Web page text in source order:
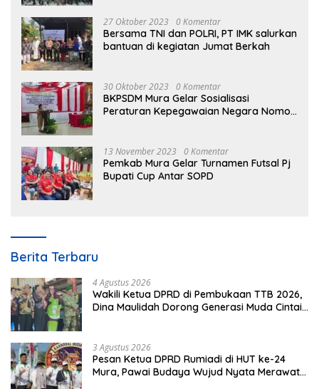
27 Oktober 2023 0 Komentar
Bersama TNI dan POLRI, PT IMK salurkan
bantuan di kegiatan Jumat Berkah
30 Oktober 2023 0 Komentar
BKPSDM Mura Gelar Sosialisasi
Peraturan Kepegawaian Negara Nomor
13 November 2023 0 Komentar
Pemkab Mura Gelar Turnamen Futsal Pj
Bupati Cup Antar SOPD
Berita Terbaru
4 Agustus 2026
Wakili Ketua DPRD di Pembukaan TTB 2026,
Dina Maulidah Dorong Generasi Muda Cintai
3 Agustus 2026
Pesan Ketua DPRD Rumiadi di HUT ke-24
Mura, Pawai Budaya Wujud Nyata Merawat